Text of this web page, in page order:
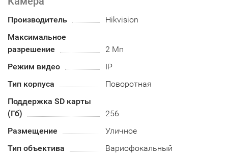
Производитель
Hikvision
Максимальное
разрешение
2 Мп
Режим видео
IP
Тип корпуса
Поворотная
Поддержка SD карты
(Гб)
256
Размещение
Уличное
Тип объектива
Вариофокальный